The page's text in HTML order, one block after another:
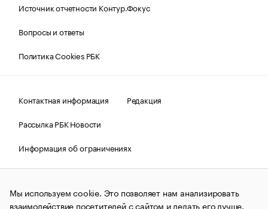
Источник отчетности Контур.Фокус
Вопросы и ответы
Политика Cookies РБК
Контактная информация
Редакция
Рассылка РБК Новости
Информация об ограничениях
Правовая информация
О соблюдении авторских прав
© АО «РОСБИЗНЕСКОНСАЛТИНГ»,1995–2026.Сообщения
и материалы информационного агентства «РБК»
Мы используем cookie. Это позволяет нам анализировать
взаимодействие посетителей с сайтом и делать его лучше.